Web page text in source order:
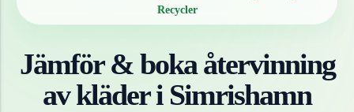
Recycler
Jämför & boka återvinning
avkläderi Simrishamn